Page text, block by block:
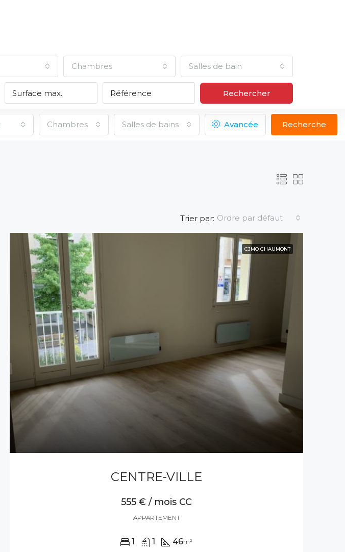
Chambres Salles de bain
Rechercher
Chambres Salles de bains Avancée Recherche
Trier par: Ordre par défaut
CJMO CHAUMONT
CENTRE-VILLE
555 € / mois CC
APPARTEMENT
1 1 46m²